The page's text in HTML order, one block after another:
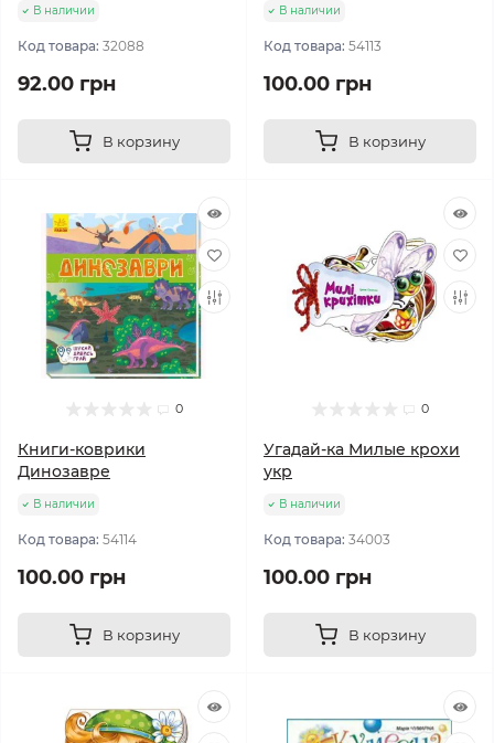
В наличии
Код товара: 32088
92.00 грн
В корзину
В наличии
Код товара: 54113
100.00 грн
В корзину
0
Книги-коврики
Динозавре
В наличии
Код товара: 54114
100.00 грн
В корзину
0
Угадай-ка Милые крохи
укр
В наличии
Код товара: 34003
100.00 грн
В корзину